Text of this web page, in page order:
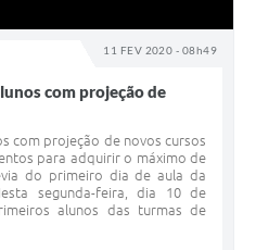
11 FEV 2020 - 08h49
com projeção de
com projeção de novos cursos
para adquirir o máximo de
do primeiro dia de aula da
segunda-feira, dia 10 de
alunos das turmas de